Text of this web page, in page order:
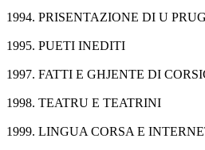
1994. PRISENTAZIONE DI U
1995. PUETI INEDITI
1997. FATTI E GHJENTE DI
1998. TEATRU E TEATRINI
1999. LINGUA CORSA E